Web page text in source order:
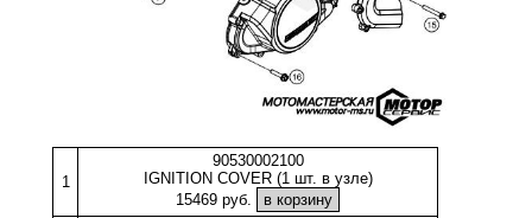
1
90530002100
IGNITION COVER (1 шт. в узле)
15469 руб.